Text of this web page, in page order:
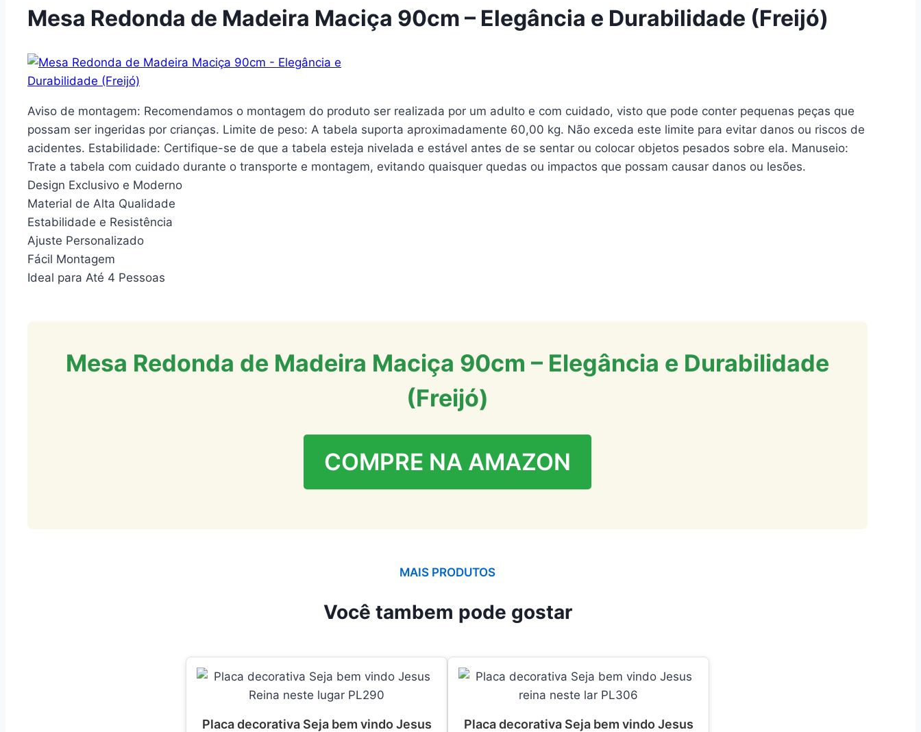
Mesa Redonda de Madeira Maciça 90cm – Elegância e Durabilidade (Freijó)
Aviso de montagem: Recomendamos o montagem do produto ser realizada por um adulto e com cuidado, visto que pode conter pequenas peças que
possam ser ingeridas por crianças. Limite de peso: A tabela suporta aproximadamente 60,00 kg. Não exceda este limite para evitar danos ou riscos de
acidentes. Estabilidade: Certifique-se de que a tabela esteja nivelada e estável antes de se sentar ou colocar objetos pesados sobre ela. Manuseio:
Trate a tabela com cuidado durante o transporte e montagem, evitando quaisquer quedas ou impactos que possam causar danos ou lesões.
Design Exclusivo e Moderno
Material de Alta Qualidade
Estabilidade e Resistência
Ajuste Personalizado
Fácil Montagem
Ideal para Até 4 Pessoas
Mesa Redonda de Madeira Maciça 90cm – Elegância e Durabilidade
(Freijó)
COMPRE NA AMAZON
MAIS PRODUTOS
Você tambem pode gostar
Placa decorativa Seja bem vindo Jesus
Placa decorativa Seja bem vindo Jesus